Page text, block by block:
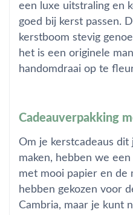
een luxe uitstraling en
goed bij kerst passen.
kerstboom stevig
het is een originele
handomdraai op te
Cadeauverpakking
Om je kerstcadeaus dit
maken, hebben we
met mooi papier en de
hebben gekozen voor
Cambria, maar je kunt